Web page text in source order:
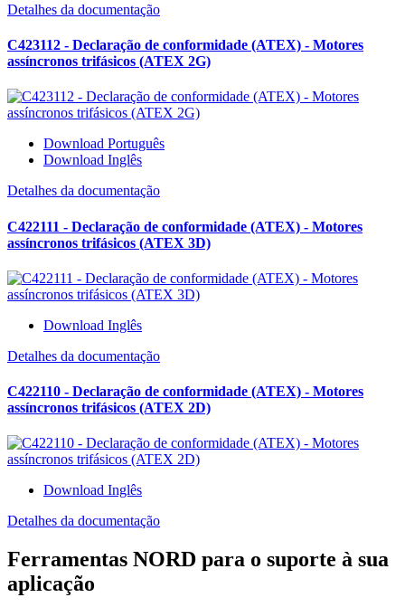
Detalhes da documentação
C423112 - Declaração de conformidade (ATEX) - Motores
assíncronos trifásicos (ATEX 2G)
Download Português
Download Inglês
Detalhes da documentação
C422111 - Declaração de conformidade (ATEX) - Motores
assíncronos trifásicos (ATEX 3D)
Download Inglês
Detalhes da documentação
C422110 - Declaração de conformidade (ATEX) - Motores
assíncronos trifásicos (ATEX 2D)
Download Inglês
Detalhes da documentação
Ferramentas NORD para o suporte à sua
aplicação